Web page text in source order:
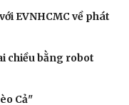
EVNHCMC về phát
chiều bằng robot
Cả"